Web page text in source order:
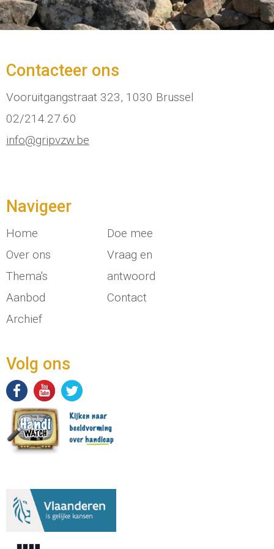
Contacteer ons
Vooruitgangstraat 323, 1030 Brussel
02/214.27.60
info@gripvzw.be
Navigeer
Home
Over ons
Thema's
Aanbod
Archief
Doe mee
Vraag en
antwoord
Contact
Volg ons